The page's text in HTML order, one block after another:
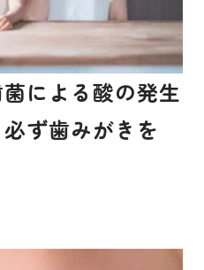
による酸の発生
ず歯みがきを